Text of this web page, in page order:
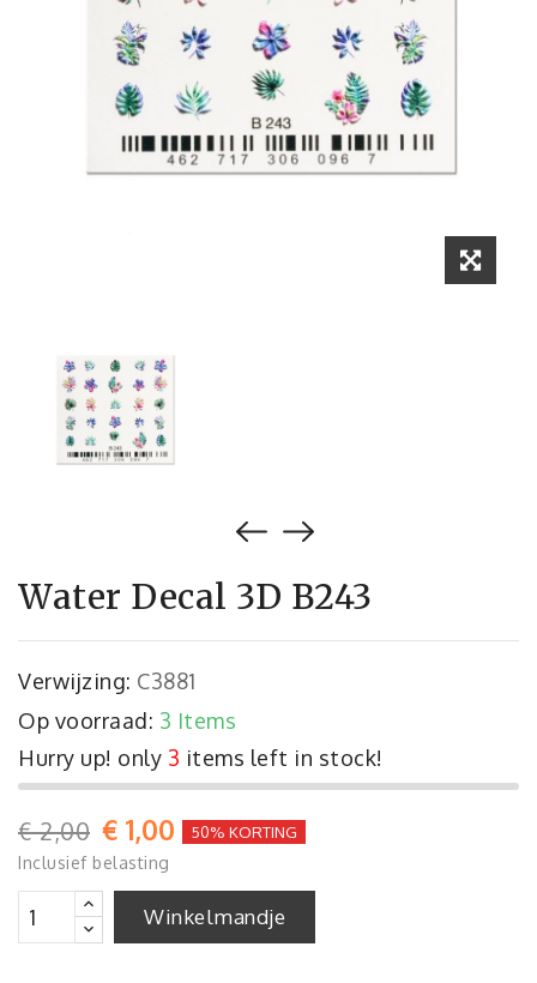
Water Decal 3D B243
Verwijzing: C3881
Op voorraad: 3 Items
Hurry up! only 3 items left in stock!
€ 2,00 € 1,00 50% KORTING
Inclusief belasting
Winkelmandje